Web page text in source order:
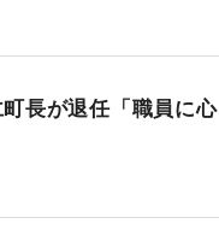
長が退任「職員に心